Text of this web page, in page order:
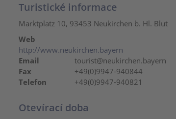
Turistické informace
Marktplatz 10, 93453 Neukirchen b. Hl. Blut
Web
http://www.neukirchen.bayern
Email
tourist@neukirchen.bayern
Fax
+49(0)9947-940844
Telefon
+49(0)9947-940821
Otevírací doba